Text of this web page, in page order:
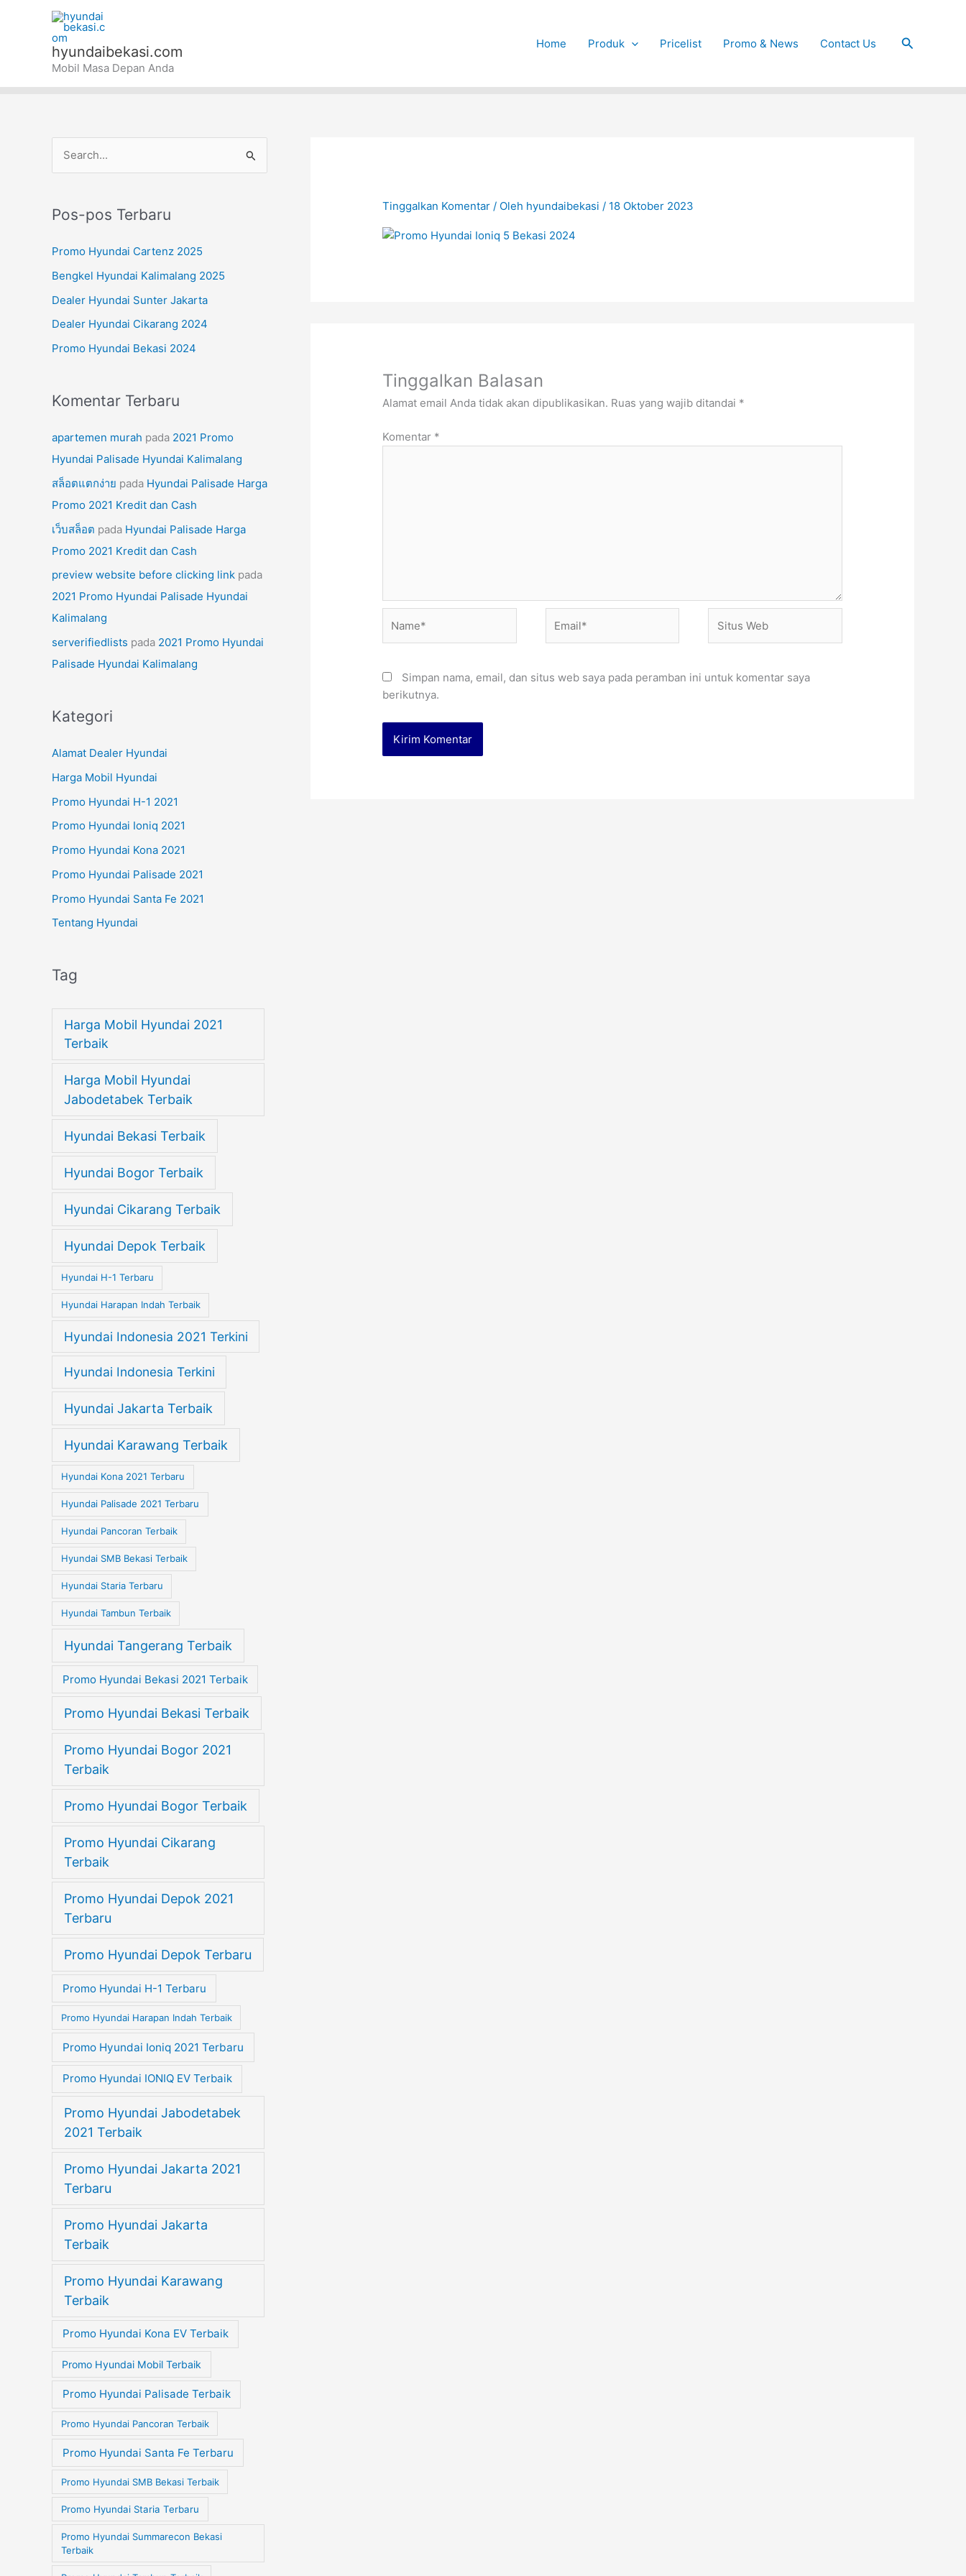
hyundaibekasi.com
Mobil Masa Depan Anda
Home Produk Pricelist Promo & News Contact Us Cari
i
u
u
k
:
Pos-pos Terbaru
Promo Hyundai Cartenz 2025
Bengkel Hyundai Kalimalang 2025
Dealer Hyundai Sunter Jakarta
Dealer Hyundai Cikarang 2024
Promo Hyundai Bekasi 2024
Komentar Terbaru
apartemen murah pada 2021 Promo
Hyundai Palisade Hyundai Kalimalang
สล็อตแตกง่าย pada Hyundai Palisade Harga
Promo 2021 Kredit dan Cash
เว็บสล็อต pada Hyundai Palisade Harga
Promo 2021 Kredit dan Cash
preview website before clicking link pada
2021 Promo Hyundai Palisade Hyundai
Kalimalang
serverifiedlists pada 2021 Promo Hyundai
Palisade Hyundai Kalimalang
Kategori
Alamat Dealer Hyundai
Harga Mobil Hyundai
Promo Hyundai H-1 2021
Promo Hyundai Ioniq 2021
Promo Hyundai Kona 2021
Promo Hyundai Palisade 2021
Promo Hyundai Santa Fe 2021
Tentang Hyundai
Tag
Harga Mobil Hyundai 2021
Terbaik
Harga Mobil Hyundai
Jabodetabek Terbaik
Hyundai Bekasi Terbaik
Hyundai Bogor Terbaik
Hyundai Cikarang Terbaik
Hyundai Depok Terbaik
Hyundai H-1 Terbaru
Hyundai Harapan Indah Terbaik
Hyundai Indonesia 2021 Terkini
Hyundai Indonesia Terkini
Hyundai Jakarta Terbaik
Hyundai Karawang Terbaik
Hyundai Kona 2021 Terbaru
Hyundai Palisade 2021 Terbaru
Hyundai Pancoran Terbaik
Hyundai SMB Bekasi Terbaik
Hyundai Staria Terbaru
Hyundai Tambun Terbaik
Hyundai Tangerang Terbaik
Promo Hyundai Bekasi 2021 Terbaik
Promo Hyundai Bekasi Terbaik
Promo Hyundai Bogor 2021
Terbaik
Promo Hyundai Bogor Terbaik
Promo Hyundai Cikarang
Terbaik
Promo Hyundai Depok 2021
Terbaru
Promo Hyundai Depok Terbaru
Promo Hyundai H-1 Terbaru
Promo Hyundai Harapan Indah Terbaik
Promo Hyundai Ioniq 2021 Terbaru
Promo Hyundai IONIQ EV Terbaik
Promo Hyundai Jabodetabek
2021 Terbaik
Promo Hyundai Jakarta 2021
Terbaru
Promo Hyundai Jakarta
Terbaik
Promo Hyundai Karawang
Terbaik
Promo Hyundai Kona EV Terbaik
Promo Hyundai Mobil Terbaik
Promo Hyundai Palisade Terbaik
Promo Hyundai Pancoran Terbaik
Promo Hyundai Santa Fe Terbaru
Promo Hyundai SMB Bekasi Terbaik
Promo Hyundai Staria Terbaru
Promo Hyundai Summarecon Bekasi
Terbaik
Tinggalkan Komentar / Oleh hyundaibekasi/ 18 Oktober 2023
Tinggalkan Balasan
Alamat email Anda tidak akan dipublikasikan. Ruas yang wajib ditandai *
Komentar *
Web
Simpan nama, email, dan situs web saya pada peramban ini untuk komentar saya
berikutnya.